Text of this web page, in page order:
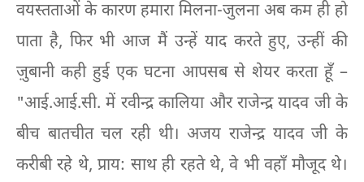
वयस्तताओं के कारण हमारा मिलना-जुलना अब कम ही हो
पाता है, फिर भी आज मैं उन्हें याद करते हुए, उन्हीं की
ज़ुबानी कही हुई एक घटना आपसब से शेयर करता हूँ –
"आई.आई.सी. में रवीन्द्र कालिया और राजेन्द्र यादव जी के
बीच बातचीत चल रही थी। अजय राजेन्द्र यादव जी के
करीबी रहे थे, प्राय: साथ ही रहते थे, वे भी वहाँ मौजूद थे।